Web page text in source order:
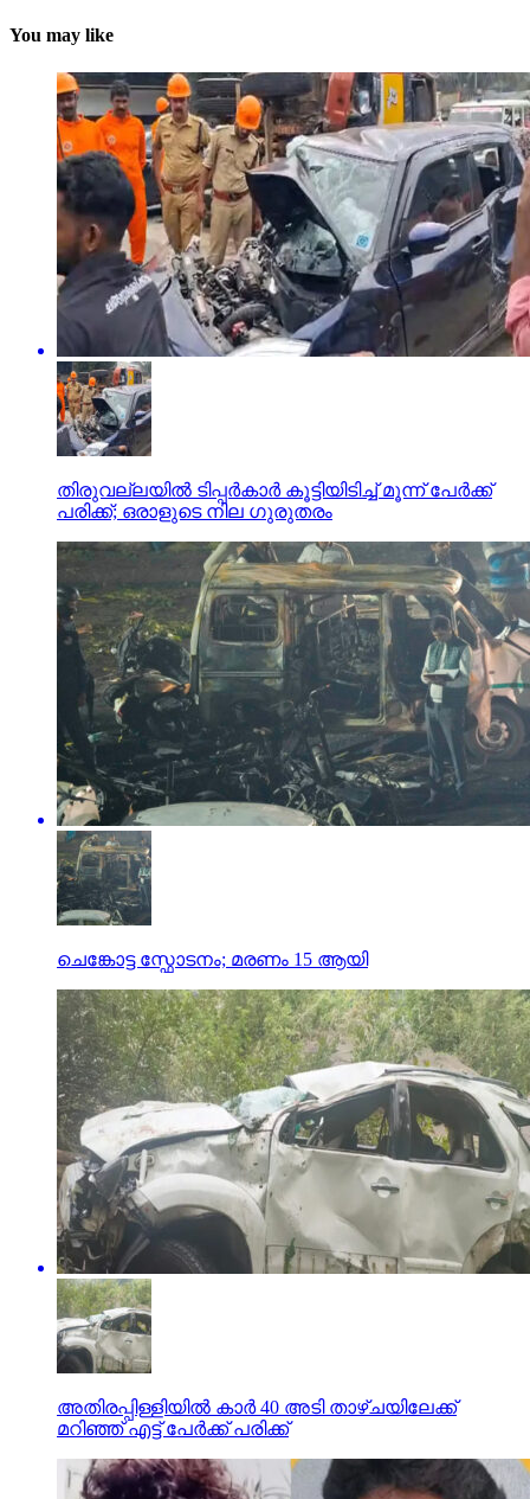
You may like
തിരുവല്ലയില്‍ ടിപ്പര്‍കാര്‍ കൂട്ടിയിടിച്ച് മൂന്ന് പേര്‍ക്ക്
പരിക്ക്; ഒരാളുടെ നില ഗുരുതരം
ചെങ്കോട്ട സ്ഫോടനം; മരണം 15 ആയി
അതിരപ്പിള്ളിയില്‍ കാര്‍ 40 അടി താഴ്ചയിലേക്ക്
മറിഞ്ഞ് എട്ട് പേര്‍ക്ക് പരിക്ക്